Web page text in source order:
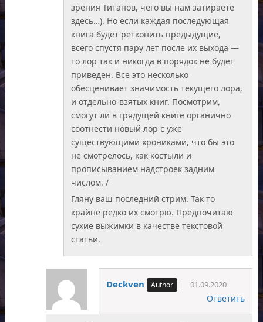
зрения Титанов, чего вы нам затираете
здесь…). Но если каждая последующая
книга будет ретконить предыдущие,
всего спустя пару лет после их выхода —
то лор так и никогда в порядок не будет
приведен. Все это несколько
обесценивает значимость текущего лора,
и отдельно-взятых книг. Посмотрим,
смогут ли в грядущей книге органично
соотнести новый лор с уже
существующими хрониками, что бы это
не смотрелось, как костыли и
прописыванием надстроек задним
числом. /
Гляну ваш последний стрим. Так то
крайне редко их смотрю. Предпочитаю
сухие выжимки в качестве текстовой
статьи.
Deckven 01.09.2020
Ответить